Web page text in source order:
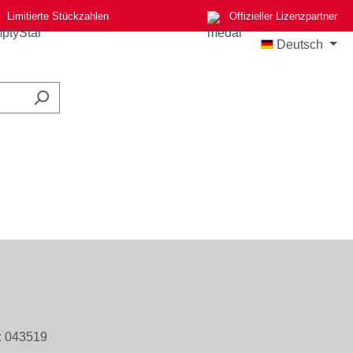
Limitierte Stückzahlen Offizieller Lizenzpartner
Deutsch
043519